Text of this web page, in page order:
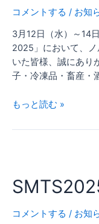
コメントする / お知
3月12日（水）～14
2025」において、
いた皆様、誠にあり
子・冷凍品・畜産・
の
礼
もっと読む »
コメントする / お知
来
場
の